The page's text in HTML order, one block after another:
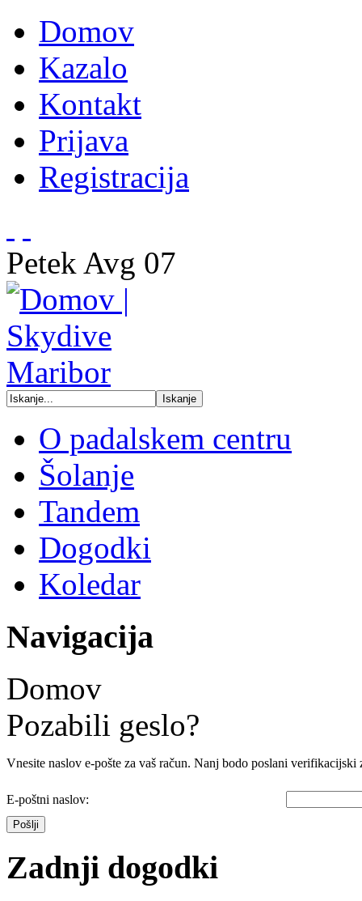
Domov
Kazalo
Kontakt
Prijava
Registracija
Petek Avg 07
O padalskem centru
Šolanje
Tandem
Dogodki
Koledar
Navigacija
Domov
Pozabili geslo?
Vnesite naslov e-pošte za vaš račun. Nanj bodo poslani
E-poštni naslov:
Pošlji
Zadnji dogodki